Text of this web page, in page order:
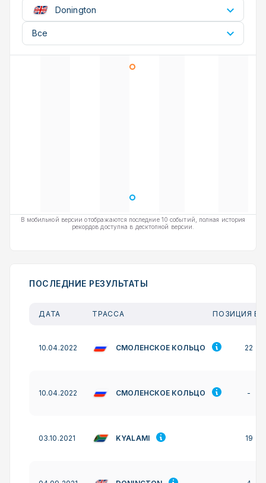
Donington
Все
В мобильной версии отображаются последние 10 событий, полная история
рекордов доступна в десктопной версии.
ПОСЛЕДНИЕ РЕЗУЛЬТАТЫ
ДАТА ТРАССА ПОЗИЦИЯ В
10.04.2022 СМОЛЕНСКОЕ КОЛЬЦО 22
10.04.2022 СМОЛЕНСКОЕ КОЛЬЦО -
03.10.2021 KYALAMI 19